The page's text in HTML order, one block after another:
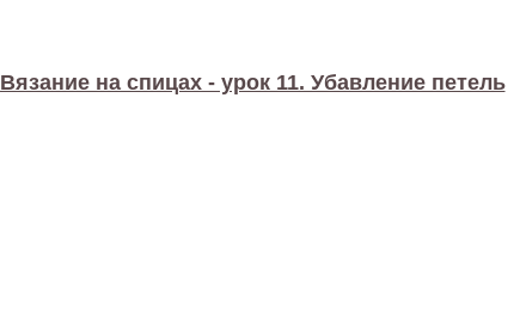
Вязание на спицах - урок 11. Убавление петель